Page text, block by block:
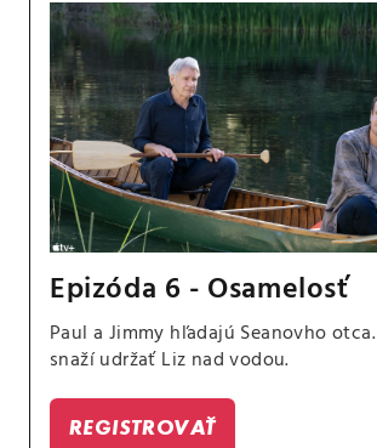
Epizóda 6 - Osamelosť
Paul a Jimmy hľadajú Seanovho
snaží udržať Liz nad vodou.
REGISTROVAŤ